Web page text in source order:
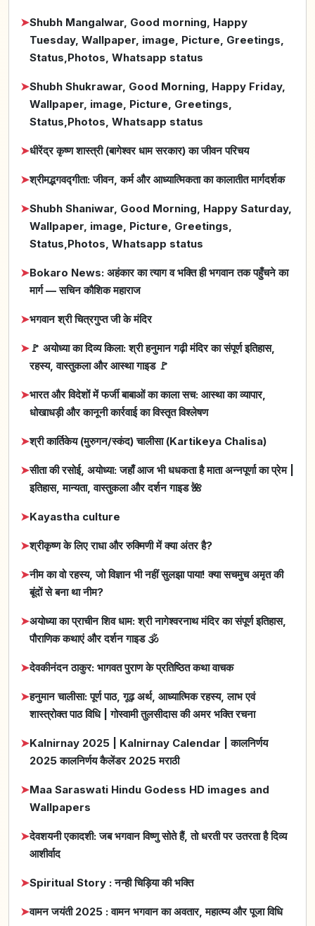
➤Shubh Mangalwar, Good morning, Happy
Tuesday, Wallpaper, image, Picture, Greetings,
Status,Photos, Whatsapp status
➤Shubh Shukrawar, Good Morning, Happy Friday,
Wallpaper, image, Picture, Greetings,
Status,Photos, Whatsapp status
➤धीरेंद्र कृष्ण शास्त्री (बागेश्वर धाम सरकार) का जीवन परिचय
➤श्रीमद्भगवद्गीता: जीवन, कर्म और आध्यात्मिकता का कालातीत मार्गदर्शक
➤Shubh Shaniwar, Good Morning, Happy Saturday,
Wallpaper, image, Picture, Greetings,
Status,Photos, Whatsapp status
➤Bokaro News: अहंकार का त्याग व भक्ति ही भगवान तक पहुँचने का
मार्ग — सचिन कौशिक महाराज
➤भगवान श्री चित्रगुप्त जी के मंदिर
➤🚩 अयोध्या का दिव्य किला: श्री हनुमान गढ़ी मंदिर का संपूर्ण इतिहास,
रहस्य, वास्तुकला और आस्था गाइड 🚩
➤भारत और विदेशों में फर्जी बाबाओं का काला सच: आस्था का व्यापार,
धोखाधड़ी और कानूनी कार्रवाई का विस्तृत विश्लेषण
➤श्री कार्तिकेय (मुरुगन/स्कंद) चालीसा (Kartikeya Chalisa)
➤सीता की रसोई, अयोध्या: जहाँ आज भी धधकता है माता अन्नपूर्णा का प्रेम |
इतिहास, मान्यता, वास्तुकला और दर्शन गाइड 🌺
➤Kayastha culture
➤श्रीकृष्ण के लिए राधा और रुक्मिणी में क्या अंतर है?
➤नीम का वो रहस्य, जो विज्ञान भी नहीं सुलझा पाया! क्या सचमुच अमृत की
बूंदों से बना था नीम?
➤अयोध्या का प्राचीन शिव धाम: श्री नागेश्वरनाथ मंदिर का संपूर्ण इतिहास,
पौराणिक कथाएं और दर्शन गाइड 🕉️
➤देवकीनंदन ठाकुर: भागवत पुराण के प्रतिष्ठित कथा वाचक
➤हनुमान चालीसा: पूर्ण पाठ, गूढ़ अर्थ, आध्यात्मिक रहस्य, लाभ एवं
शास्त्रोक्त पाठ विधि | गोस्वामी तुलसीदास की अमर भक्ति रचना
➤Kalnirnay 2025 | Kalnirnay Calendar | कालनिर्णय
2025 कालनिर्णय कैलेंडर 2025 मराठी
➤Maa Saraswati Hindu Godess HD images and
Wallpapers
➤देवशयनी एकादशी: जब भगवान विष्णु सोते हैं, तो धरती पर उतरता है दिव्य
आशीर्वाद
➤Spiritual Story : नन्ही चिड़िया की भक्ति
➤वामन जयंती 2025 : वामन भगवान का अवतार, महात्म्य और पूजा विधि